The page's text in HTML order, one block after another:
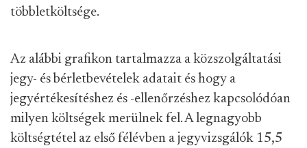
többletköltsége.
Az alábbi grafikon tartalmazza a közszolgáltatási
jegy- és bérletbevételek adatait és hogy a
jegyértékesítéshez és -ellenőrzéshez kapcsolódóan
milyen költségek merülnek fel. A legnagyobb
költségtétel az első félévben a jegyvizsgálók 15,5